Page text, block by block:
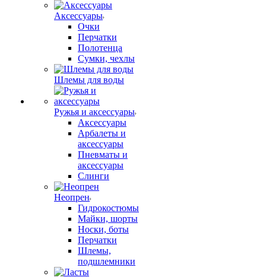
Аксессуары
Очки
Перчатки
Полотенца
Сумки, чехлы
Шлемы для воды
Ружья и аксессуары
Аксессуары
Арбалеты и
аксессуары
Пневматы и
аксессуары
Слинги
Неопрен
Гидрокостюмы
Майки, шорты
Носки, боты
Перчатки
Шлемы,
подшлемники